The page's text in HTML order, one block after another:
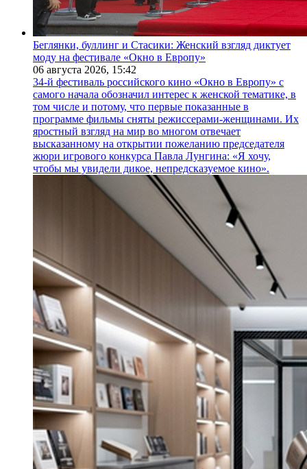
Беглянки, буллинг и Стасики: Женский взгляд диктует
моду на фестивале «Окно в Европу»
06 августа 2026, 15:42
34-й фестиваль российского кино «Окно в Европу» с
самого начала обозначил интерес к женской тематике, в
том числе и потому, что первые показанные в
программе фильмы сняты режиссерами-женщинами. Их
яростный взгляд на мир во многом отвечает
высказанному на открытии пожеланию председателя
жюри игрового конкурса Павла Лунгина: «Я хочу,
чтобы мы увидели дикое, непредсказуемое кино».